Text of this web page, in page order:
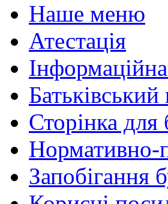
Наше меню
Атестація
Батьківський
Сторінка для
Нормативно-
Запобігання